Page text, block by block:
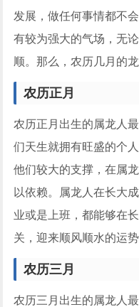
发展，做任何事情都不
有较为强大的气场，无
顺。那么，农历几月的
农历正月
农历正月出生的属龙人
们天生就拥有旺盛的个
他们较大的支撑，在属
以依赖。属龙人在长大
业或是上班，都能够在
关，迎来顺风顺水的运势
农历三月
农历三月出生的属龙人